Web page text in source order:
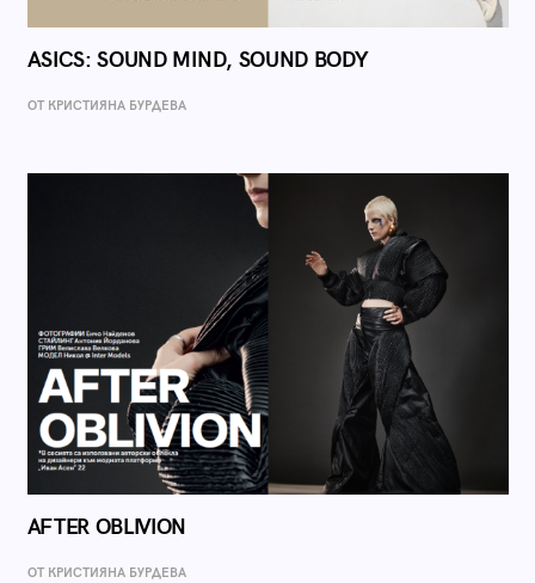
ASICS: SOUND MIND, SOUND BODY
ОТ КРИСТИЯНА БУРДЕВА
AFTER OBLIVION
ОТ КРИСТИЯНА БУРДЕВА